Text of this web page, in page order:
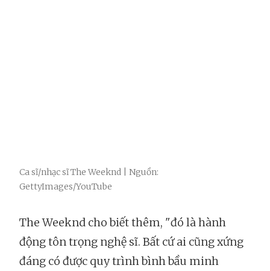
Ca sĩ/nhạc sĩ The Weeknd | Nguồn:
GettyImages/YouTube
The Weeknd cho biết thêm, "đó là hành
động tôn trọng nghệ sĩ. Bất cứ ai cũng xứng
đáng có được quy trình bình bầu minh